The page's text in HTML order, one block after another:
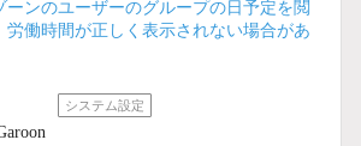
ーンのユーザーのグループの日予定を閲
労働時間が正しく表示されない場合があ
システム設定